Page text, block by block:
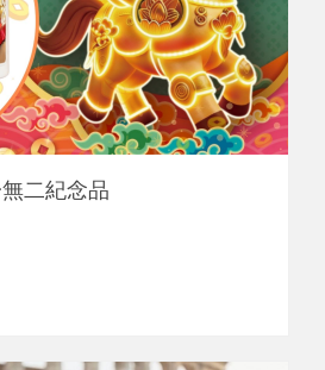
二紀念品